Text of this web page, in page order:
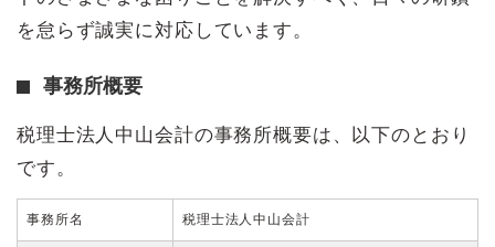
を怠らず誠実に対応しています。
事務所概要
税理士法人中山会計の事務所概要は、以下のとおり
です。
事務所名 税理士法人中山会計